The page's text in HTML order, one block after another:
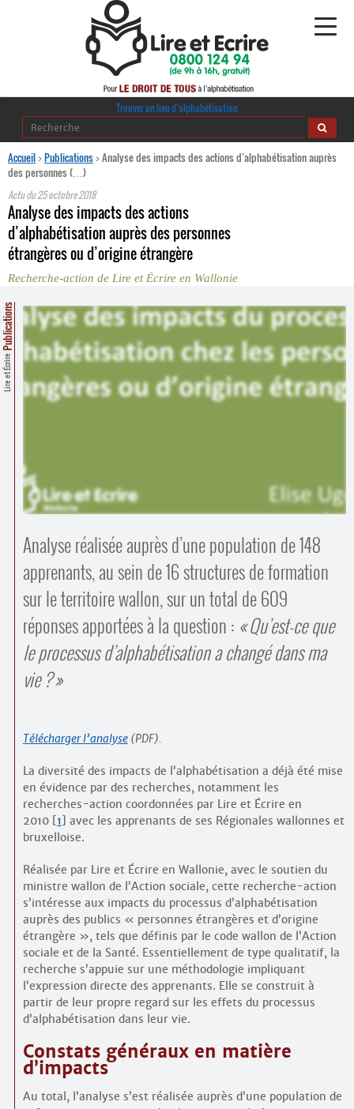
Alphabétisation
journaldelalpha.be
Ressources pédagogiques
Comprendre et parler
Espace presse
Contacts
Trouver un lieu d’alphabétisation
Trouver un lieu d’alphabétisation
Accueil>Publications>Analyse des impacts des actions d’alphabétisation auprès
des personnes (…)
Actu du25 octobre 2018
Analyse des impacts des actions
d’alphabétisation auprès des personnes
étrangères ou d’origine étrangère
Recherche-action de Lire et Écrire en Wallonie
Lire et Écrire
Publications
Analyse réalisée auprès d’une population de 148
apprenants, au sein de 16 structures de formation
sur le territoire wallon, sur un total de 609
réponses apportées à la question :
Qu’est-ce que
le processus d’alphabétisation a changé dans ma
vie ?
Télécharger l’analyse(PDF).
La diversité des impacts de l’alphabétisation a déjà été mise
en évidence par des recherches, notamment les
recherches-action coordonnées par Lire et Écrire en
2010[1] avec les apprenants de ses Régionales wallonnes et
bruxelloise.
Réalisée par Lire et Écrire en Wallonie, avec le soutien du
ministre wallon de l’Action sociale, cette recherche-action
s’intéresse aux impacts du processus d’alphabétisation
auprès des publics « personnes étrangères et d’origine
étrangère », tels que définis par le code wallon de l’Action
sociale et de la Santé. Essentiellement de type qualitatif, la
recherche s’appuie sur une méthodologie impliquant
l’expression directe des apprenants. Elle se construit à
partir de leur propre regard sur les effets du processus
d’alphabétisation dans leur vie.
Constats généraux en matière
d’impacts
Au total, l’analyse s’est réalisée auprès d’une population de